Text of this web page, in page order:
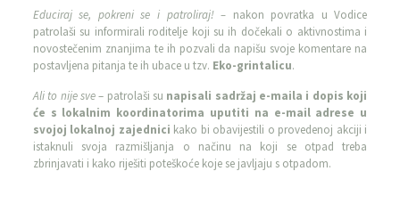
Educiraj se, pokreni se i patroliraj! – nakon povratka u Vodice
patrolaši su informirali roditelje koji su ih dočekali o aktivnostima i
novostečenim znanjima te ih pozvali da napišu svoje komentare na
postavljena pitanja te ih ubace u tzv. Eko-grintalicu.
Ali to nije sve– patrolaši su napisali sadržaj e-maila i dopis koji
će s lokalnim koordinatorima uputiti na e-mail adrese u
svojoj lokalnoj zajednici kako bi obavijestili o provedenoj akciji i
istaknuli svoja razmišljanja o načinu na koji se otpad treba
zbrinjavati i kako riješiti poteškoće koje se javljaju s otpadom.